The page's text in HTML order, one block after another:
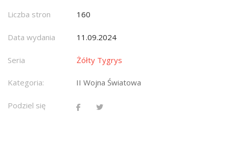
Liczba stron 160
Data wydania 11.09.2024
Seria Żółty Tygrys
Kategoria: II Wojna Światowa
Podziel się